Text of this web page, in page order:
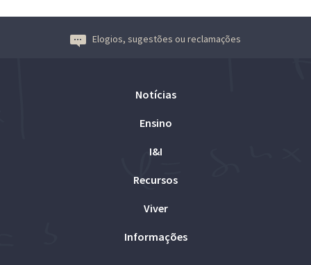
Elogios, sugestões ou reclamações
Notícias
Ensino
I&I
Recursos
Viver
Informações